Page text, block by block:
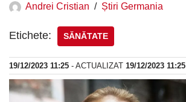
Andrei Cristian Știri Germania
Etichete: SĂNĂTATE
19/12/2023 11:25 - ACTUALIZAT 19/12/2023 11:25